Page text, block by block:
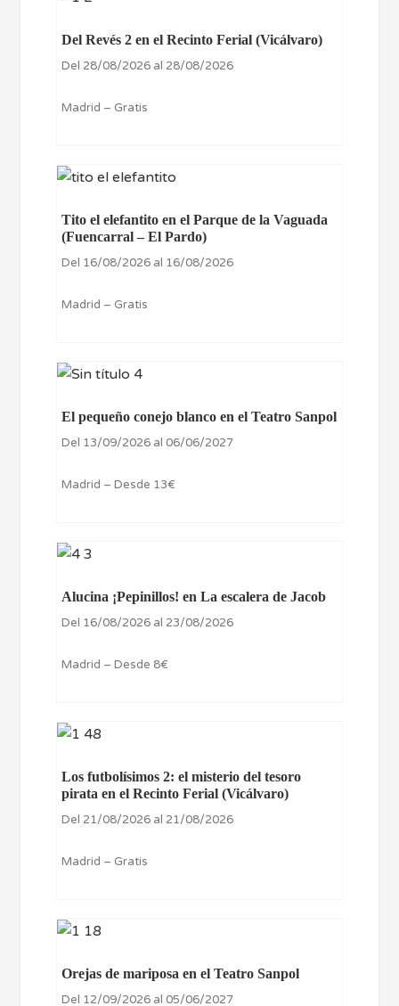
Del Revés 2 en el Recinto Ferial (Vicálvaro)
Del 28/08/2026 al 28/08/2026
Madrid – Gratis
Tito el elefantito en el Parque de la Vaguada
(Fuencarral – El Pardo)
Del 16/08/2026 al 16/08/2026
Madrid – Gratis
El pequeño conejo blanco en el Teatro Sanpol
Del 13/09/2026 al 06/06/2027
Madrid – Desde 13€
Alucina ¡Pepinillos! en La escalera de Jacob
Del 16/08/2026 al 23/08/2026
Madrid – Desde 8€
Los futbolísimos 2: el misterio del tesoro
pirata en el Recinto Ferial (Vicálvaro)
Del 21/08/2026 al 21/08/2026
Madrid – Gratis
Orejas de mariposa en el Teatro Sanpol
Del 12/09/2026 al 05/06/2027